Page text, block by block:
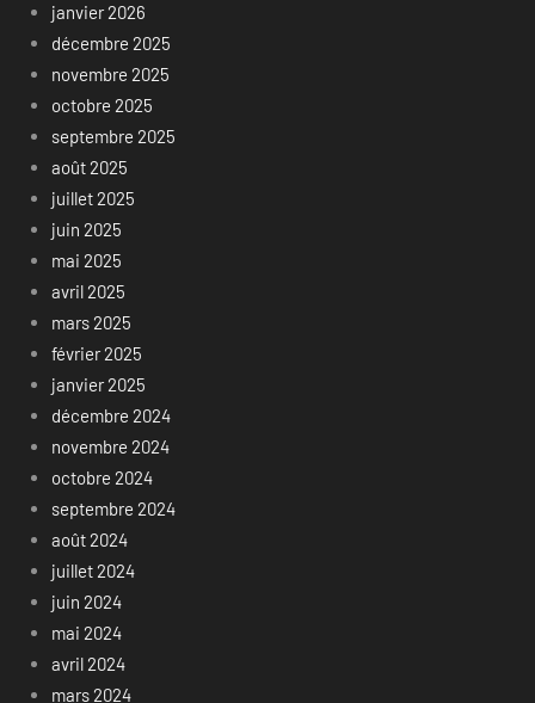
janvier 2026
décembre 2025
novembre 2025
octobre 2025
septembre 2025
août 2025
juillet 2025
juin 2025
mai 2025
avril 2025
mars 2025
février 2025
janvier 2025
décembre 2024
novembre 2024
octobre 2024
septembre 2024
août 2024
juillet 2024
juin 2024
mai 2024
avril 2024
mars 2024